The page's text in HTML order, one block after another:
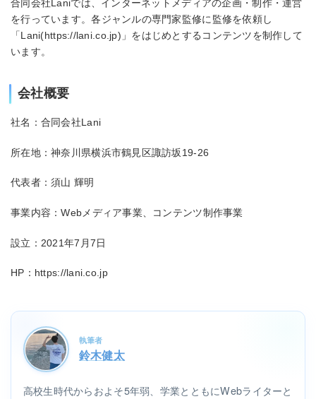
合同会社Laniでは、インターネットメディアの企画・制作・運営
を行っています。各ジャンルの専門家監修に監修を依頼し
「Lani(https://lani.co.jp)」をはじめとするコンテンツを制作して
います。
会社概要
社名：合同会社Lani
所在地：神奈川県横浜市鶴見区諏訪坂19-26
代表者：須山 輝明
事業内容：Webメディア事業、コンテンツ制作事業
設立：2021年7月7日
HP：https://lani.co.jp
執筆者
鈴木健太
高校生時代からおよそ5年弱、学業とともにWebライターと